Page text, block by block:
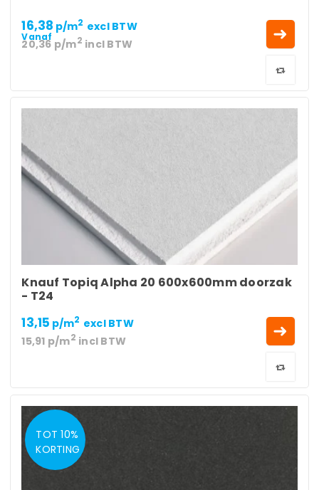
Vanaf
16,38 p/m2 excl BTW
20,36 p/m2 incl BTW
Knauf Topiq Alpha 20 600x600mm doorzak
- T24
13,15 p/m2 excl BTW
15,91 p/m2 incl BTW
TOT 10%
KORTING